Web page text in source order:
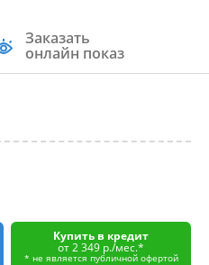
Заказать
онлайн показ
Купить в кредит
от 2 349 р./мес.*
* не является публичной офертой